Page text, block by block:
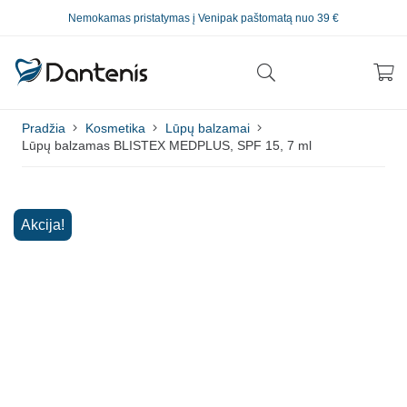
Nemokamas pristatymas į Venipak paštomatą nuo 39 €
Pradžia Kosmetika
Lūpų balzamai
Lūpų balzamas BLISTEX MEDPLUS, SPF 15, 7 ml
Akcija!